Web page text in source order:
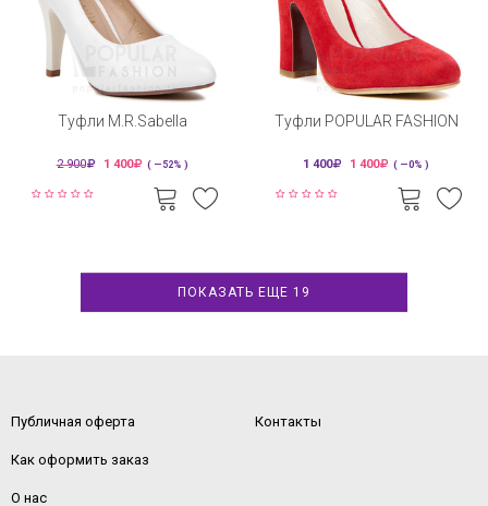
Туфли M.R.Sabella
2 900 1 400 ( —52% )
Туфли POPULAR FASHION
1 400 1 400 ( —0% )
ПОКАЗАТЬ ЕЩЕ 19
Публичная оферта
Как оформить заказ
О нас
Контакты